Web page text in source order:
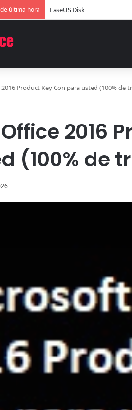
última hora EaseUS Disk Copy Código
Product Key Con para usted (100% de
2016
(100% de